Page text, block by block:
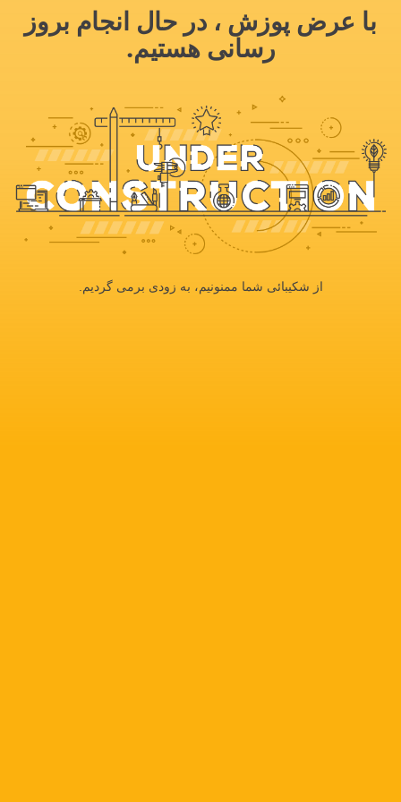
با عرض پوزش ، در حال انجام بروز
رسانی هستیم.
از شکیبائی شما ممنونیم، به زودی برمی گردیم.